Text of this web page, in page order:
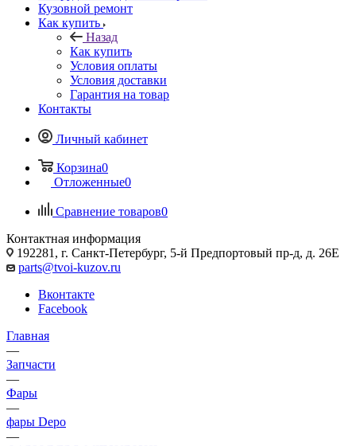
Кузовной ремонт
Как купить
Назад
Как купить
Условия оплаты
Условия доставки
Гарантия на товар
Контакты
Личный кабинет
Корзина0
Отложенные0
Сравнение товаров0
Контактная информация
192281, г. Санкт-Петербург, 5-й Предпортовый пр-д, д. 26Е
parts@tvoi-kuzov.ru
Вконтакте
Facebook
Главная
—
Запчасти
—
Фары
—
фары Depo
—